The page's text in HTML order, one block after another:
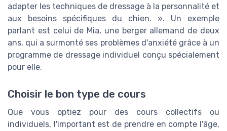
adapter les techniques de dressage à la personnalité et
aux besoins spécifiques du chien. ». Un exemple
parlant est celui de Mia, une berger allemand de deux
ans, qui a surmonté ses problèmes d'anxiété grâce à un
programme de dressage individuel conçu spécialement
pour elle.
Choisir le bon type de cours
Que vous optiez pour des cours collectifs ou
individuels, l'important est de prendre en compte l'âge,